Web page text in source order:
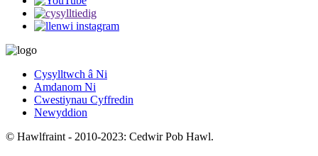
Cysylltwch â Ni
Amdanom Ni
Cwestiynau Cyffredin
Newyddion
© Hawlfraint - 2010-2023: Cedwir Pob Hawl.